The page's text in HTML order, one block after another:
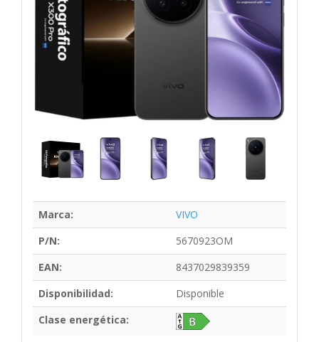
Marca:
VIVO
P/N:
5670923OM
EAN:
8437029839359
Disponibilidad:
Disponible
Clase energética: